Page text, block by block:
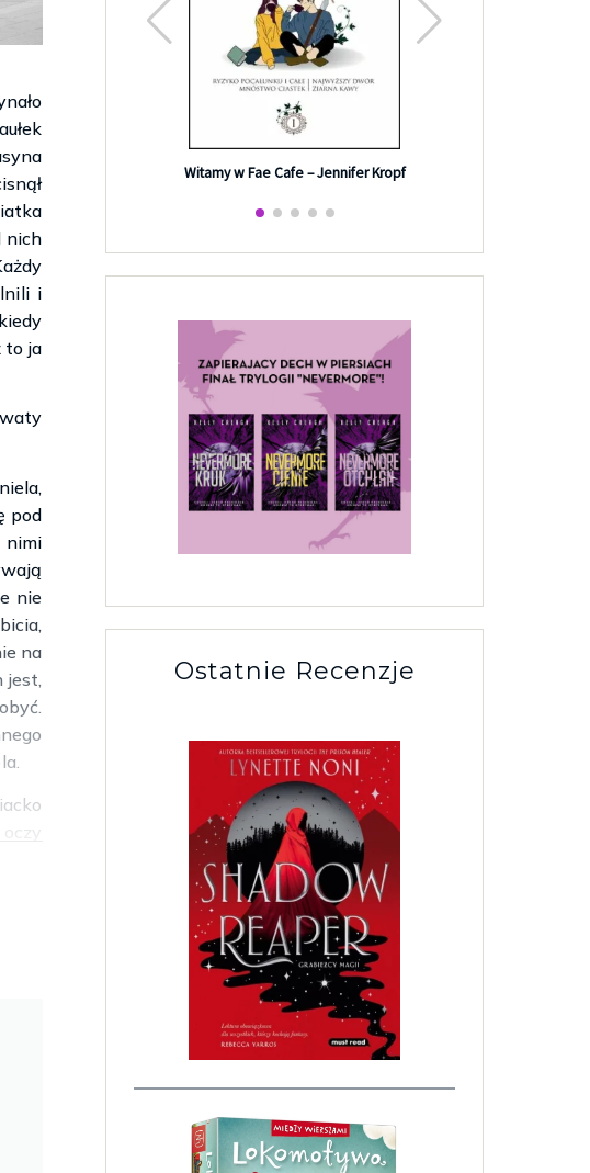
nich
i
to ja
pod
nimi
nie
na
jest,
nie
z
–
Baldree
Witamy w Fae Cafe – Jennifer Kropf
Ostatnie Recenzje